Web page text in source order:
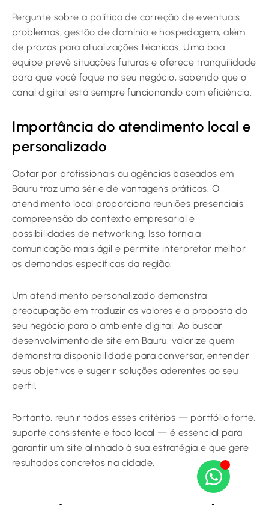
Pergunte sobre a política de correção de eventuais
problemas, gestão de domínio e hospedagem, além
de prazos para atualizações técnicas. Uma boa
equipe prevê situações futuras e oferece tranquilidade
para que você foque no seu negócio, sabendo que o
canal digital está sempre funcionando com eficiência.
Importância do atendimento local e
personalizado
Optar por profissionais ou agências baseados em
Bauru traz uma série de vantagens práticas. O
atendimento local proporciona reuniões presenciais,
compreensão do contexto empresarial e
possibilidades de networking. Isso torna a
comunicação mais ágil e permite interpretar melhor
as demandas específicas da região.
Um atendimento personalizado demonstra
preocupação em traduzir os valores e a proposta do
seu negócio para o ambiente digital. Ao buscar
desenvolvimento de site em Bauru, valorize quem
demonstra disponibilidade para conversar, entender
seus objetivos e sugerir soluções aderentes ao seu
perfil.
Portanto, reunir todos esses critérios — portfólio forte,
suporte consistente e foco local — é essencial para
garantir um site alinhado à sua estratégia e que gere
resultados concretos na cidade.